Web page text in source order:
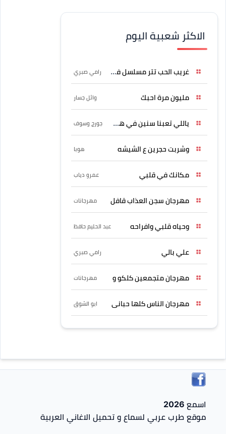
الاكثر شعبية اليوم
غريب الحب تتر مسلسل فرصة رامي صبري
مليون مرة احبك وائل جسار
ياللي تعبنا سنين في هواه جورج وسوف
وشربت حجرين ع الشيشه هوبا
مكانك في قلبي عمرو دياب
مهرجان سجن العذاب قافل مهرجانات
وحياه قلبي وافراحه عبد الحليم حافظ
علي بالي رامي صبري
مهرجان متجمعين كلكو و مهرجانات
مهرجان الناس كلها حبانى ابو الشوق
اسمع 2026
موقع طرب عربي لسماع و تحميل الاغاني العربية